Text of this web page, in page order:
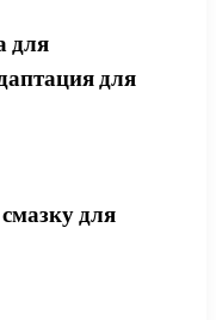
для
для
для